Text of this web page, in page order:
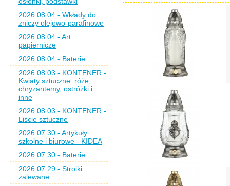
2026.08.04 - Wkłady do
zniczy olejowo-parafinowe
2026.08.04 - Art.
papiernicze
2026.08.04 - Baterie
2026.08.03 - KONTENER -
Kwiaty sztuczne: róże,
chryzantemy, ostróżki i
inne
2026.08.03 - KONTENER -
Liście sztuczne
2026.07.30 - Artykuły
szkolne i biurowe - KIDEA
2026.07.30 - Baterie
2026.07.29 - Stroiki
zalewane